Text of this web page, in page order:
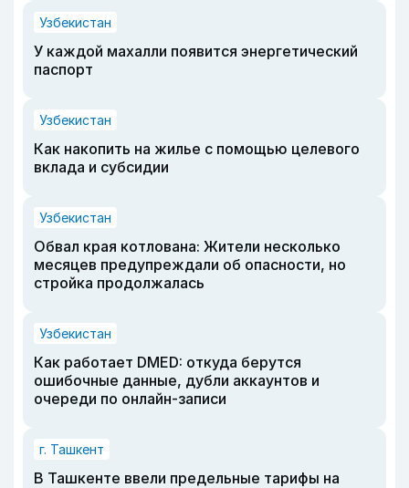
Узбекистан
У каждой махалли появится энергетический
паспорт
Узбекистан
Как накопить на жилье с помощью целевого
вклада и субсидии
Узбекистан
Обвал края котлована: Жители несколько
месяцев предупреждали об опасности, но
стройка продолжалась
Узбекистан
Как работает DMED: откуда берутся
ошибочные данные, дубли аккаунтов и
очереди по онлайн-записи
г. Ташкент
В Ташкенте ввели предельные тарифы на